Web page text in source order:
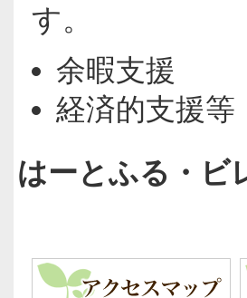
す。
余暇支援
経済的支援等
はーとふる・